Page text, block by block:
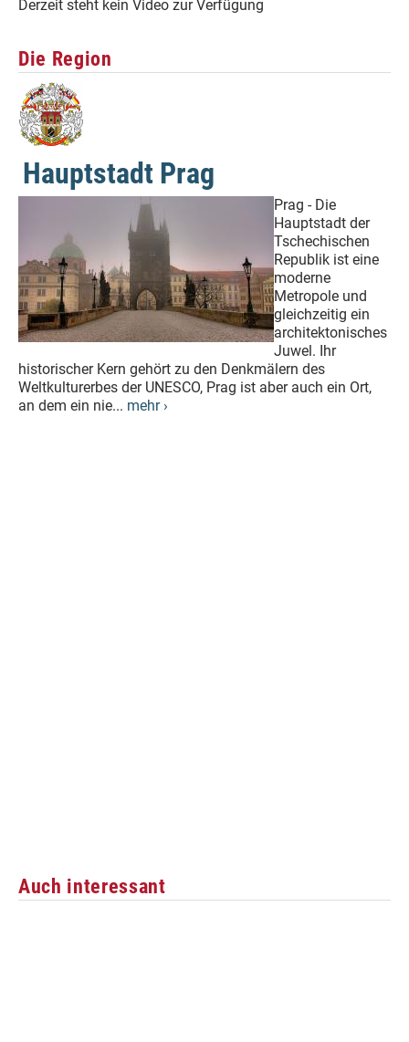
Derzeit steht kein Video zur Verfügung
Die Region
Hauptstadt Prag
Prag - Die
Hauptstadt der
Tschechischen
Republik ist eine
moderne
Metropole und
gleichzeitig ein
architektonisches
Juwel. Ihr
historischer Kern gehört zu den Denkmälern des
Weltkulturerbes der UNESCO, Prag ist aber auch ein Ort,
an dem ein nie... mehr ›
Auch interessant